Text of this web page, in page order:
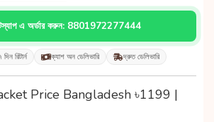
এ অর্ডার করুন: 8801972277444
দিন রিটার্ন ক্যাশ অন ডেলিভারি দ্রুত ডেলিভারি
Price Bangladesh ৳1199 |